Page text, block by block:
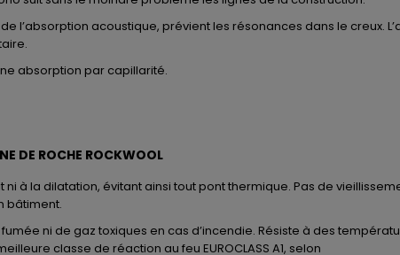
l’absorption acoustique, prévient les résonances dans le creux.
absorption par capillarité.
DE ROCHE ROCKWOOL
à la dilatation, évitant ainsi tout pont thermique. Pas de
bâtiment.
ni de gaz toxiques en cas d’incendie. Résiste à des
classe de réaction au feu EUROCLASS A1, selon